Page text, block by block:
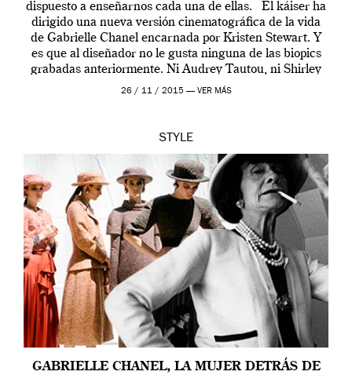
dispuesto a enseñarnos cada una de ellas. El káiser ha
dirigido una nueva versión cinematográfica de la vida
de Gabrielle Chanel encarnada por Kristen Stewart. Y
es que al diseñador no le gusta ninguna de las biopics
grabadas anteriormente. Ni Audrey Tautou, ni Shirley
McLaine ni ninguna otra. A él […]
26 / 11 / 2015 — VER MÁS
STYLE
GABRIELLE CHANEL, LA MUJER DETRÁS DE